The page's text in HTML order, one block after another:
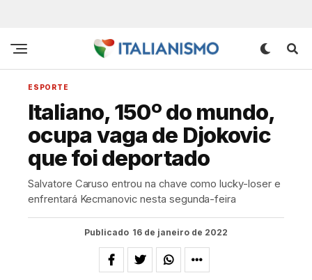
ESPORTE
Italiano, 150º do mundo,
ocupa vaga de Djokovic
que foi deportado
Salvatore Caruso entrou na chave como lucky-loser e
enfrentará Kecmanovic nesta segunda-feira
Publicado 16 de janeiro de 2022